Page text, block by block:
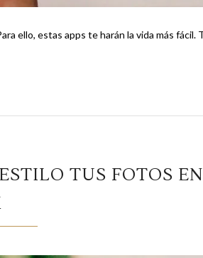
estas apps te harán la vida más fácil. Te
TUS FOTOS EN